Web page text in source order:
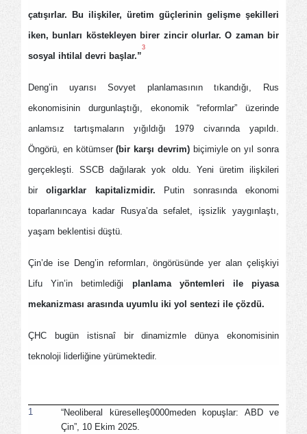
çatışırlar. Bu ilişkiler, üretim güçlerinin gelişme şekilleri
iken, bunları köstekleyen birer zincir olurlar. O zaman bir
sosyal ihtilal devri başlar.”
3
Deng’in uyarısı Sovyet planlamasının tıkandığı, Rus
ekonomisinin durgunlaştığı, ekonomik “reformlar” üzerinde
anlamsız tartışmaların yığıldığı 1979 civarında yapıldı.
Öngörü, en kötümser(bir karşı devrim)biçimiyle on yıl sonra
gerçekleşti. SSCB dağılarak yok oldu. Yeni üretim ilişkileri
bir oligarklar kapitalizmidir. Putin sonrasında ekonomi
toparlanıncaya kadar Rusya’da sefalet, işsizlik yaygınlaştı,
yaşam beklentisi düştü.
Çin’de ise Deng’in reformları, öngörüsünde yer alan çelişkiyi
Lifu Yin’in betimlediği planlama yöntemleri ile piyasa
mekanizması arasında uyumlu iki yol sentezi ile çözdü.
ÇHC bugün istisnaî bir dinamizmle dünya ekonomisinin
teknoloji liderliğine yürümektedir.
1
“Neoliberal küreselleş0000meden kopuşlar: ABD ve
Çin”, 10 Ekim 2025.